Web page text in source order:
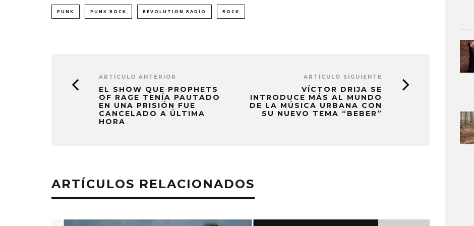
PUNK PUNK ROCK REVOLUTION RADIO ROCK
ARTÍCULO ANTERIOR
EL SHOW QUE PROPHETS
OF RAGE TENÍA PAUTADO
EN UNA PRISIÓN FUE
CANCELADO A ÚLTIMA
HORA
ARTÍCULO SIGUIENTE
VÍCTOR DRIJA SE
INTRODUCE MÁS AL MUNDO
DE LA MÚSICA URBANA CON
SU NUEVO TEMA “BEBER”
ARTÍCULOS RELACIONADOS